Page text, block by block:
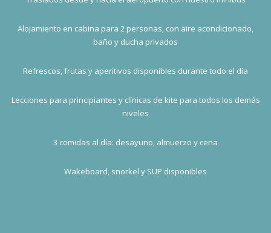
Alojamiento en cabina para 2 personas, con aire acondicionado,
baño y ducha privados
Refrescos, frutas y aperitivos disponibles durante todo el día
Lecciones para principiantes y clínicas de kite para todos los demás
niveles
3 comidas al día: desayuno, almuerzo y cena
Wakeboard, snorkel y SUP disponibles